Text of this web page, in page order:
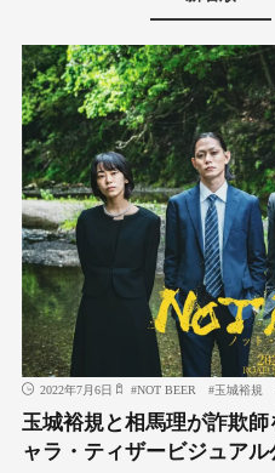
2022年7月6日 #NOT BEER #⽟城裕規
⽟城裕規と相⾺理が詐欺
ャラ・ティザービジュアル